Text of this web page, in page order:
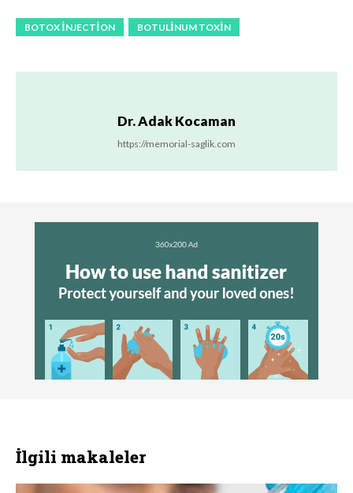
BOTOX INJECTION BOTULINUM TOXIN
Dr. Adak Kocaman
https://memorial-saglik.com
İlgili makaleler